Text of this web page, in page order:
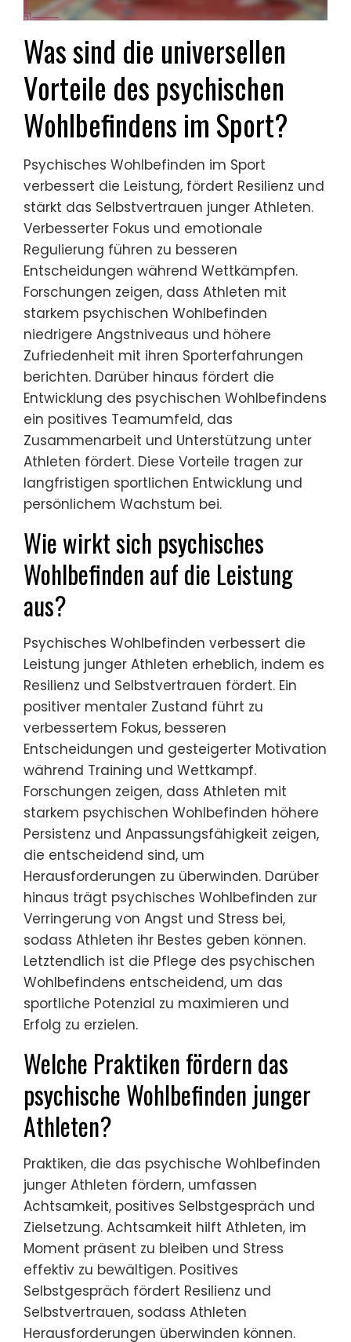
Was sind die universellen
Vorteile des psychischen
Wohlbefindens im Sport?
Psychisches Wohlbefinden im Sport
verbessert die Leistung, fördert Resilienz und
stärkt das Selbstvertrauen junger Athleten.
Verbesserter Fokus und emotionale
Regulierung führen zu besseren
Entscheidungen während Wettkämpfen.
Forschungen zeigen, dass Athleten mit
starkem psychischen Wohlbefinden
niedrigere Angstniveaus und höhere
Zufriedenheit mit ihren Sporterfahrungen
berichten. Darüber hinaus fördert die
Entwicklung des psychischen Wohlbefindens
ein positives Teamumfeld, das
Zusammenarbeit und Unterstützung unter
Athleten fördert. Diese Vorteile tragen zur
langfristigen sportlichen Entwicklung und
persönlichem Wachstum bei.
Wie wirkt sich psychisches
Wohlbefinden auf die Leistung
aus?
Psychisches Wohlbefinden verbessert die
Leistung junger Athleten erheblich, indem es
Resilienz und Selbstvertrauen fördert. Ein
positiver mentaler Zustand führt zu
verbessertem Fokus, besseren
Entscheidungen und gesteigerter Motivation
während Training und Wettkampf.
Forschungen zeigen, dass Athleten mit
starkem psychischen Wohlbefinden höhere
Persistenz und Anpassungsfähigkeit zeigen,
die entscheidend sind, um
Herausforderungen zu überwinden. Darüber
hinaus trägt psychisches Wohlbefinden zur
Verringerung von Angst und Stress bei,
sodass Athleten ihr Bestes geben können.
Letztendlich ist die Pflege des psychischen
Wohlbefindens entscheidend, um das
sportliche Potenzial zu maximieren und
Erfolg zu erzielen.
Welche Praktiken fördern das
psychische Wohlbefinden junger
Athleten?
Praktiken, die das psychische Wohlbefinden
junger Athleten fördern, umfassen
Achtsamkeit, positives Selbstgespräch und
Zielsetzung. Achtsamkeit hilft Athleten, im
Moment präsent zu bleiben und Stress
effektiv zu bewältigen. Positives
Selbstgespräch fördert Resilienz und
Selbstvertrauen, sodass Athleten
Herausforderungen überwinden können.